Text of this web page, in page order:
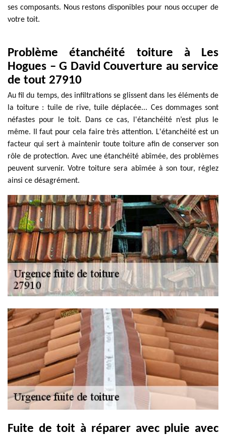
ses composants. Nous restons disponibles pour nous occuper de
votre toit.
Problème étanchéité toiture à Les
Hogues – G David Couverture au service
de tout 27910
Au fil du temps, des infiltrations se glissent dans les éléments de
la toiture : tuile de rive, tuile déplacée... Ces dommages sont
néfastes pour le toit. Dans ce cas, l'étanchéité n’est plus le
même. Il faut pour cela faire très attention. L'étanchéité est un
facteur qui sert à maintenir toute toiture afin de conserver son
rôle de protection. Avec une étanchéité abîmée, des problèmes
peuvent survenir. Votre toiture sera abîmée à son tour, réglez
ainsi ce désagrément.
Fuite de toit à réparer avec pluie avec